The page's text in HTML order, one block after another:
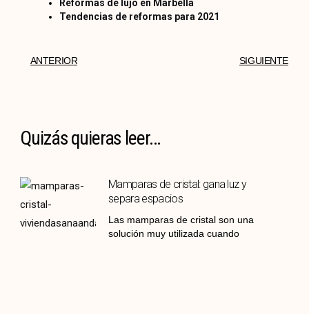
Reformas de lujo en Marbella
Tendencias de reformas para 2021
ANTERIOR SIGUIENTE
Quizás quieras leer...
Mamparas de cristal: gana luz y
separa espacios
Las mamparas de cristal son una
solución muy utilizada cuando